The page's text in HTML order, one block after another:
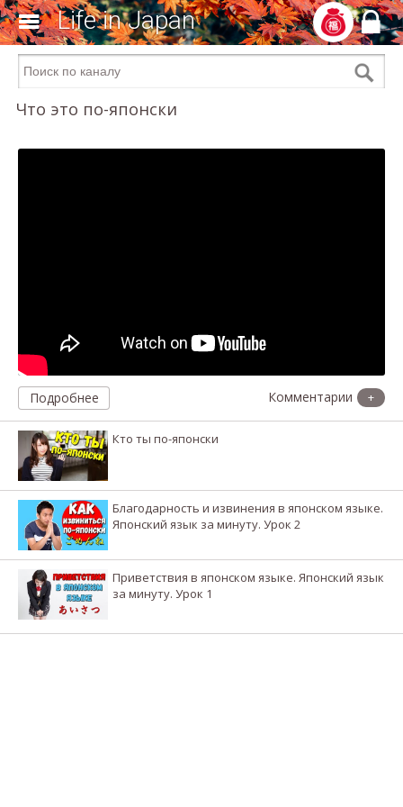
Life in Japan
Что это по-японски
Подробнее +
Кто ты по-японски
Благодарность и извинения в японском языке.
Японский язык за минуту. Урок 2
Приветствия в японском языке. Японский язык
за минуту. Урок 1